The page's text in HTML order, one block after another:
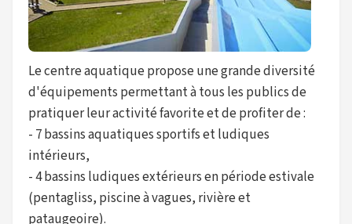
Le centre aquatique propose une grande diversité
d'équipements permettant à tous les publics de
pratiquer leur activité favorite et de profiter de :
- 7 bassins aquatiques sportifs et ludiques
intérieurs,
- 4 bassins ludiques extérieurs en période estivale
(pentagliss, piscine à vagues, rivière et
pataugeoire).